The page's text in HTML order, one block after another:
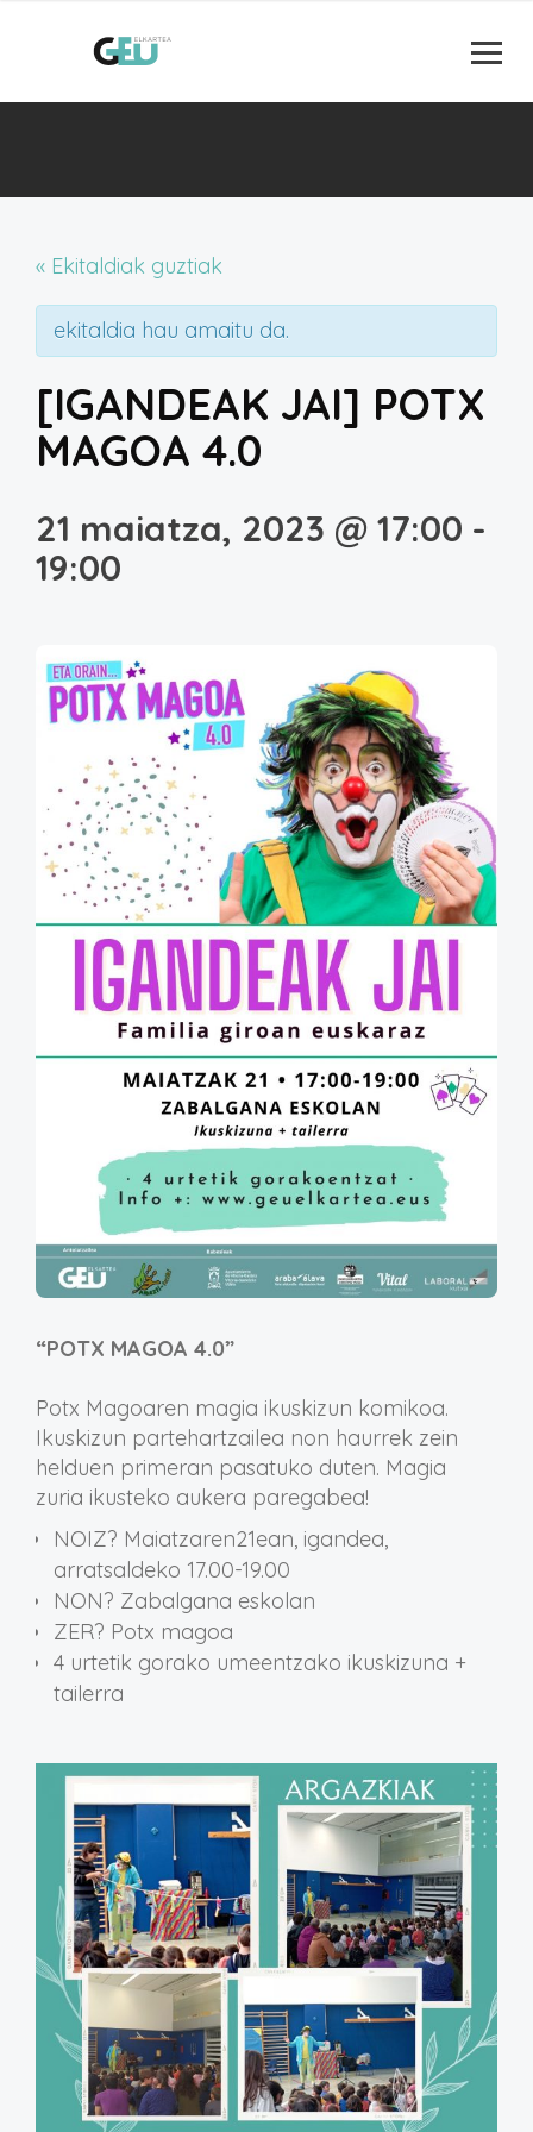
« Ekitaldiak guztiak
ekitaldia hau amaitu da.
[IGANDEAK JAI] POTX
MAGOA 4.0
21 maiatza, 2023 @ 17:00 -
19:00
“POTX MAGOA 4.0”
Potx Magoaren magia ikuskizun komikoa.
Ikuskizun partehartzailea non haurrek zein
helduen primeran pasatuko duten. Magia
zuria ikusteko aukera paregabea!
NOIZ? Maiatzaren21ean, igandea,
arratsaldeko 17.00-19.00
NON? Zabalgana eskolan
ZER? Potx magoa
4 urtetik gorako umeentzako ikuskizuna +
tailerra